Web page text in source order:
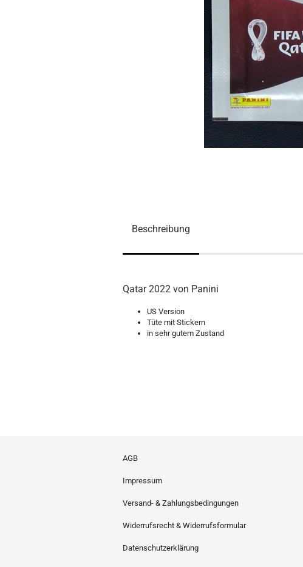
Beschreibung
Qatar 2022 von Panini
US Version
Tüte mit Stickern
in sehr gutem Zustand
AGB
Impressum
Versand- & Zahlungsbedingungen
Widerrufsrecht & Widerrufsformular
Datenschutzerklärung